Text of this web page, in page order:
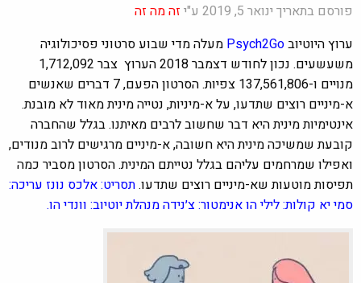
פורסם בתאריך ינואר 5, 2019 ע"י
זה מה זה
ערוץ היוטיובPsych2Go מעלה מדי שבוע סרטוני פסיכולוגיה
משעשעים. נכון לחודש דצמבר 2018 הערוץ צבר 1,712,092
מנויים ו-137,561,806 צפיות. הסרטון הפעם, 7 דברים שאנשים
א-מיניים רוצים שתדעו, על א-מיניות, נטייה מינית מאוד לא מובנת.
אינטימיות מינית היא דבר שחשוב לרבים מאיתנו. בגלל שהחברה
קובעת שמשיכה מינית היא חשובה, א-מיניים מרגישים לרוב מנודים,
ואפילו שמרחמים עליהם בגלל נטייתם המינית. הסרטון מסביר כמה
תפיסות מוטעות שא-מיניים רוצים שתדעו.תסריט: אלכס נונז עריכה:
סמי יא קולות: לילי הו אנימטור: צ׳נידה מנהלת יוטיוב: וונדי הו.